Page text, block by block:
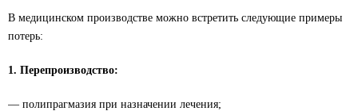
В медицинском производстве можно встретить следующие примеры
потерь:
1. Перепроизводство:
— полипрагмазия при назначении лечения;